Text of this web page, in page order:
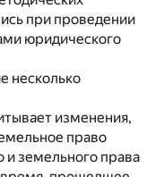
при проведении
юридического
несколько
изменения,
право
и земельного права